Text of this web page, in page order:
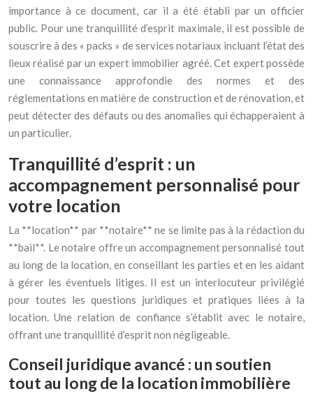
importance à ce document, car il a été établi par un officier
public. Pour une tranquillité d’esprit maximale, il est possible de
souscrire à des « packs » de services notariaux incluant l’état des
lieux réalisé par un expert immobilier agréé. Cet expert possède
une connaissance approfondie des normes et des
réglementations en matière de construction et de rénovation, et
peut détecter des défauts ou des anomalies qui échapperaient à
un particulier.
Tranquillité d’esprit : un
accompagnement personnalisé pour
votre location
La **location** par **notaire** ne se limite pas à la rédaction du
**bail**. Le notaire offre un accompagnement personnalisé tout
au long de la location, en conseillant les parties et en les aidant
à gérer les éventuels litiges. Il est un interlocuteur privilégié
pour toutes les questions juridiques et pratiques liées à la
location. Une relation de confiance s’établit avec le notaire,
offrant une tranquillité d’esprit non négligeable.
Conseil juridique avancé : un soutien
tout au long de la location immobilière